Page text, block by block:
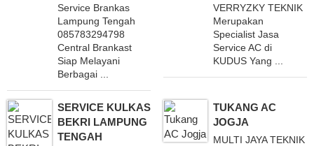
Service Brankas
Lampung Tengah
085783294798
Central Brankast
Siap Melayani
Berbagai ...
VERRYZKY TEKNIK
Merupakan
Specialist Jasa
Service AC di
KUDUS Yang ...
SERVICE KULKAS
BEKRI LAMPUNG
TENGAH
TUKANG AC
JOGJA
MULTI JAYA TEKNIK